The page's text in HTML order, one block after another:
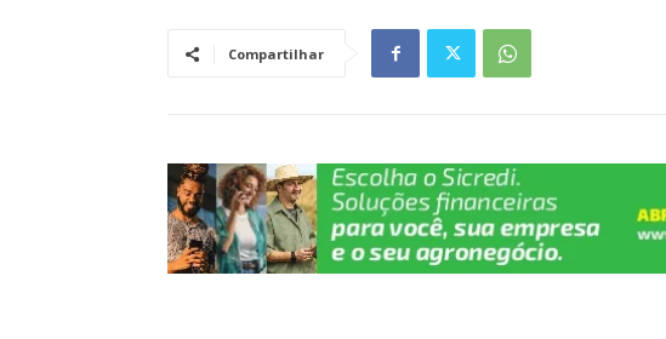
A b
k
a
n
Li
n
Compartilhar